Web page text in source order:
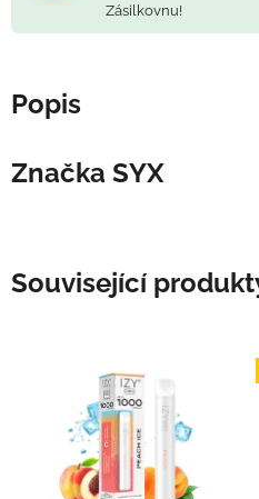
Zásilkovnu!
Popis
Značka SYX
Související